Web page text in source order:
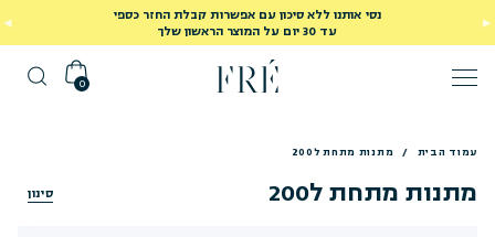
נסי אותנו ללא סיכון עם אפשרות קבלת החזר כספי
עד 30 יום על המוצר הראשון שלך
0
עמוד הבית / מתנות מתחת ל200
מתנות מתחת ל200 סינון